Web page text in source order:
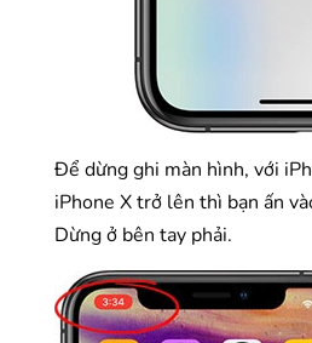
Để dừng ghi màn hình, với
iPhone X trở lên thì bạn ấn
Dừng ở bên tay phải.